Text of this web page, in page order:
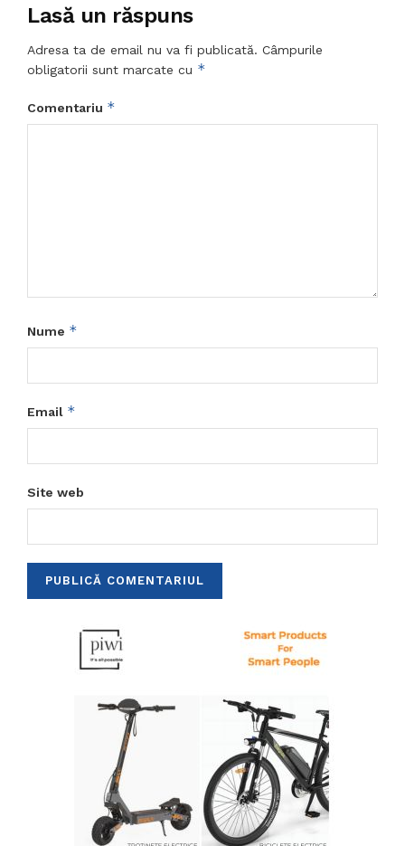
Lasă un răspuns
Adresa ta de email nu va fi publicată. Câmpurile
obligatorii sunt marcate cu *
Comentariu *
Nume *
Email *
Site web